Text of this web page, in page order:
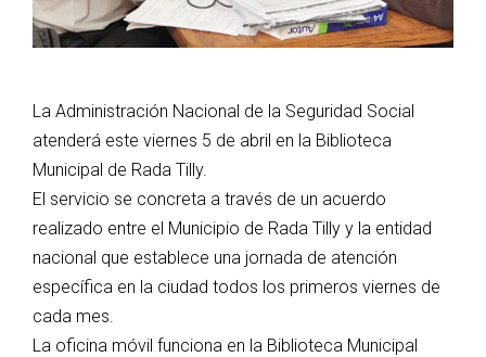
La Administración Nacional de la Seguridad Social
atenderá este viernes 5 de abril en la Biblioteca
Municipal de Rada Tilly.
El servicio se concreta a través de un acuerdo
realizado entre el Municipio de Rada Tilly y la entidad
nacional que establece una jornada de atención
específica en la ciudad todos los primeros viernes de
cada mes.
La oficina móvil funciona en la Biblioteca Municipal